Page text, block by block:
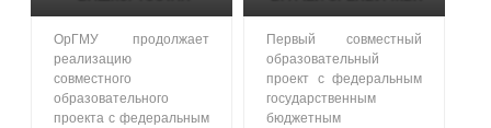
ОрГМУ продолжает
реализацию
совместного
образовательного
проекта с федеральным
Первый совместный
образовательный
проект с федеральным
государственным
бюджетным